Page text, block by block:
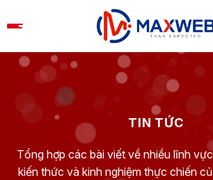
to
TIN TỨC
Tổng hợp các bài viết về nhiều lĩnh
kiến thức và kinh nghiệm thực chiến